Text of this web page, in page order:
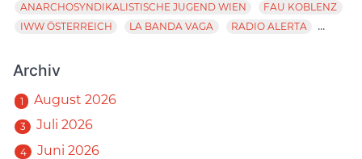
ANARCHOSYNDIKALISTISCHE JUGEND WIEN
FAU KOBLENZ
IWW ÖSTERREICH
LA BANDA VAGA RADIO ALERTA ...
Archiv
1 August 2026
3 Juli 2026
4 Juni 2026